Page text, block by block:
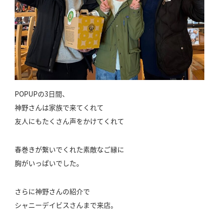
POPUPの3日間、
神野さんは家族で来てくれて
友人にもたくさん声をかけてくれて
春巻きが繋いでくれた素敵なご縁に
胸がいっぱいでした。
さらに神野さんの紹介で
シャニーデイビスさんまで来店。